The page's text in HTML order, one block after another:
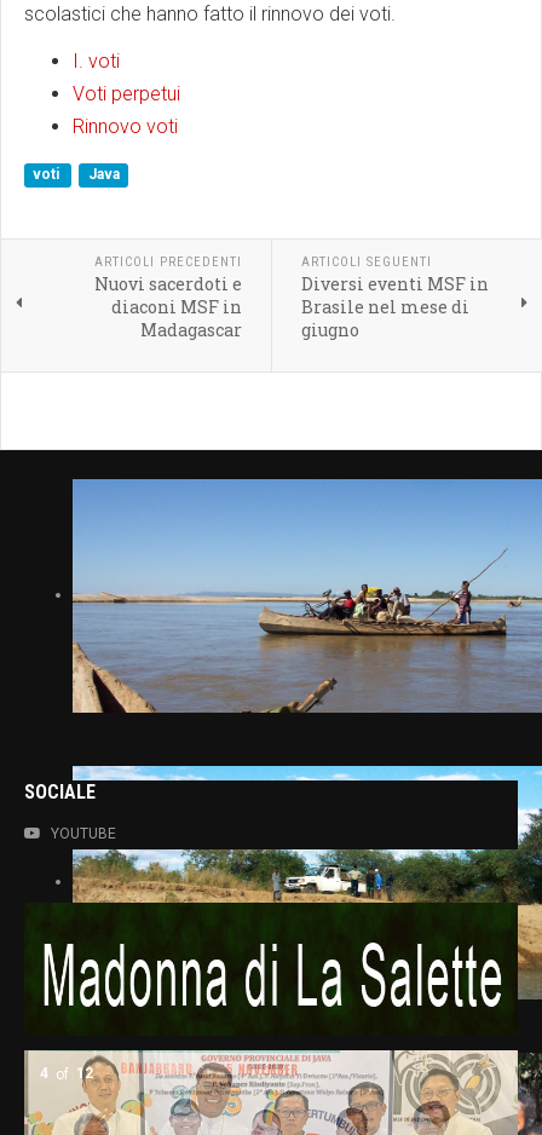
scolastici che hanno fatto il rinnovo dei voti.
I. voti
Voti perpetui
Rinnovo voti
voti Java
ARTICOLI PRECEDENTI
Nuovi sacerdoti e
diaconi MSF in
Madagascar
ARTICOLI SEGUENTI
Diversi eventi MSF in
Brasile nel mese di
giugno
SOCIALE
YOUTUBE
5 of 12